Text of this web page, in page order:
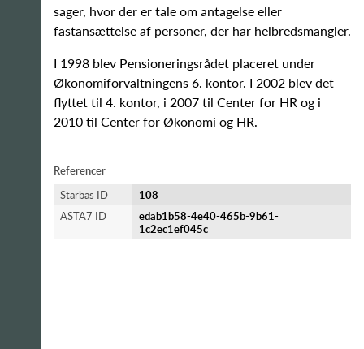
sager, hvor der er tale om antagelse eller
fastansættelse af personer, der har helbredsmangler.
I 1998 blev Pensioneringsrådet placeret under
Økonomiforvaltningens 6. kontor. I 2002 blev det
flyttet til 4. kontor, i 2007 til Center for HR og i
2010 til Center for Økonomi og HR.
Referencer
Starbas ID
108
ASTA7 ID
edab1b58-4e40-465b-9b61-
1c2ec1ef045c